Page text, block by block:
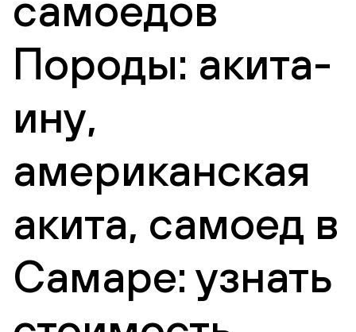
Породы: акита-
ину,
американская
акита, самоед в
Самаре: узнать